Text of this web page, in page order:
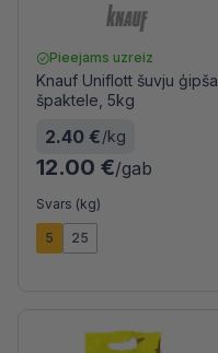
Pieejams uzreiz
Knauf Uniflott šuvju ģipša
špaktele, 5kg
2.40 €/kg
12.00 €/gab
Svars (kg)
5 25